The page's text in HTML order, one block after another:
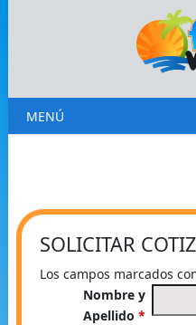
MENÚ
SOLICITAR
Los campos marcados
Nombre y
Apellido*